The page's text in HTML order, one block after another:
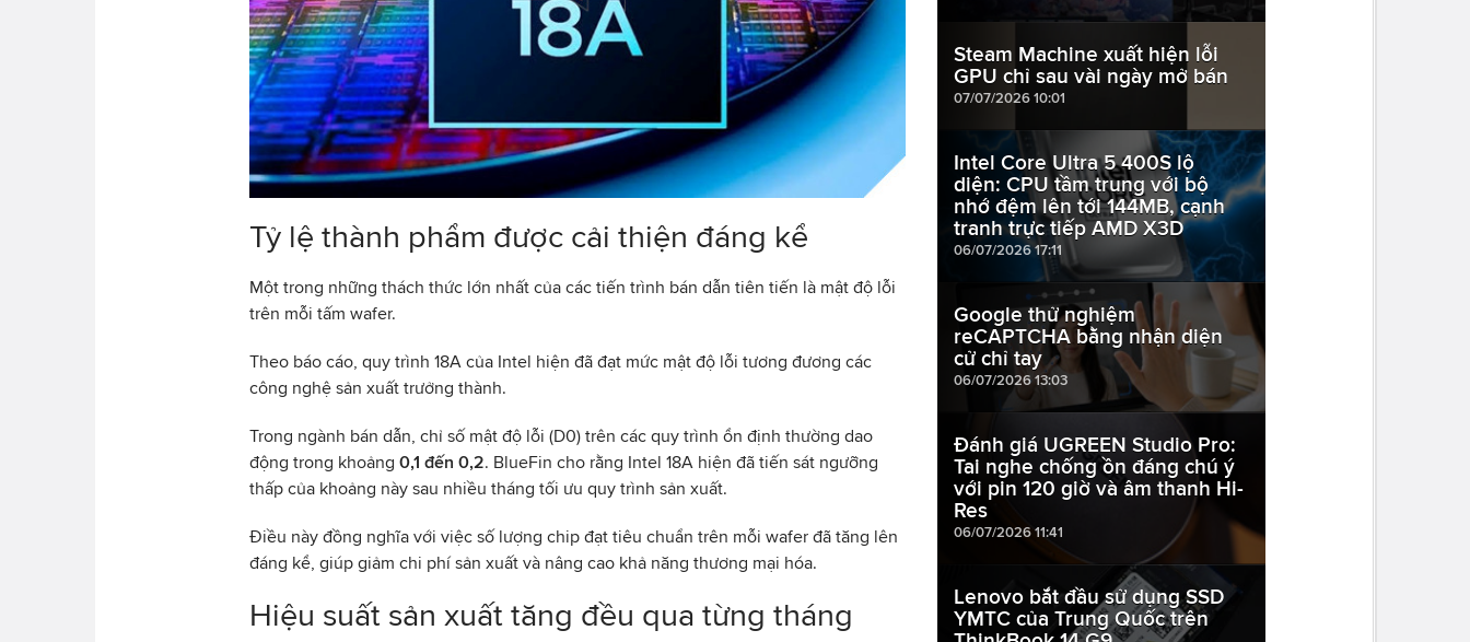
Tỷ lệ thành phẩm được cải thiện đáng kể
Một trong những thách thức lớn nhất của các tiến trình bán dẫn tiên tiến là mật độ lỗi
trên mỗi tấm wafer.
Theo báo cáo, quy trình 18A của Intel hiện đã đạt mức mật độ lỗi tương đương các
công nghệ sản xuất trưởng thành.
Trong ngành bán dẫn, chỉ số mật độ lỗi (D0) trên các quy trình ổn định thường dao
động trong khoảng 0,1 đến 0,2. BlueFin cho rằng Intel 18A hiện đã tiến sát ngưỡng
thấp của khoảng này sau nhiều tháng tối ưu quy trình sản xuất.
Điều này đồng nghĩa với việc số lượng chip đạt tiêu chuẩn trên mỗi wafer đã tăng lên
đáng kể, giúp giảm chi phí sản xuất và nâng cao khả năng thương mại hóa.
Hiệu suất sản xuất tăng đều qua từng tháng
Steam Machine xuất hiện lỗi
GPU chỉ sau vài ngày mở bán
07/07/2026 10:01
Intel Core Ultra 5 400S lộ
diện: CPU tầm trung với bộ
nhớ đệm lên tới 144MB, cạnh
tranh trực tiếp AMD X3D
06/07/2026 17:11
Google thử nghiệm
reCAPTCHA bằng nhận diện
cử chỉ tay
06/07/2026 13:03
Đánh giá UGREEN Studio Pro:
Tai nghe chống ồn đáng chú ý
với pin 120 giờ và âm thanh Hi-
Res
06/07/2026 11:41
Lenovo bắt đầu sử dụng SSD
YMTC của Trung Quốc trên